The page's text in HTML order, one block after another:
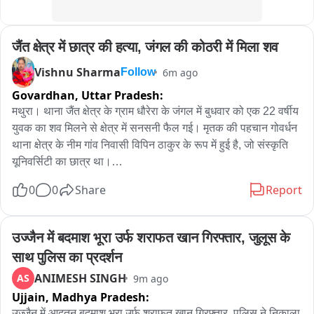
जैंत क्षेत्र में छात्र की हत्या, जंगल की कोठरी में मिला शव
Vishnu Sharma Follow 6m ago
Govardhan, Uttar Pradesh:
मथुरा। थाना जैंत क्षेत्र के ग्राम धौरेरा के जंगल में बुधवार को एक 22 वर्षीय
युवक का शव मिलने से क्षेत्र में सनसनी फैल गई। मृतक की पहचान गोवर्धन
थाना क्षेत्र के नीम गांव निवासी विपिन ठाकुर के रूप में हुई है, जो संस्कृति
यूनिवर्सिटी का छात्र था।
जानकारी के अनुसार, विपिन मंगलवार को घर से यूनिवर्सिटी जाने की बात
उसकी गुमशुदगी की रिपोर्ट थाना छाता में दर्ज कराई थी।
बुधवार को धौरेरा के जंगल में बनी एक कोठरी में युवक का खून से लथपथ शव
मिलने की सूचना पर पुलिस मौके पर पहुंची। घटनास्थल से कुछ दूरी पर
उसकी बाइक भी बरामद हुई। युवक के गले पर चोट के निशान मिले हैं तथा
0 0 Share Report
उज्जैन में बदमाश भूरा उर्फ शराफत खान गिरफ्तार, जुलूस के
साथ पुलिस का प्रदर्शन
AS ANIMESH SINGH 9m ago
Ujjain, Madhya Pradesh: